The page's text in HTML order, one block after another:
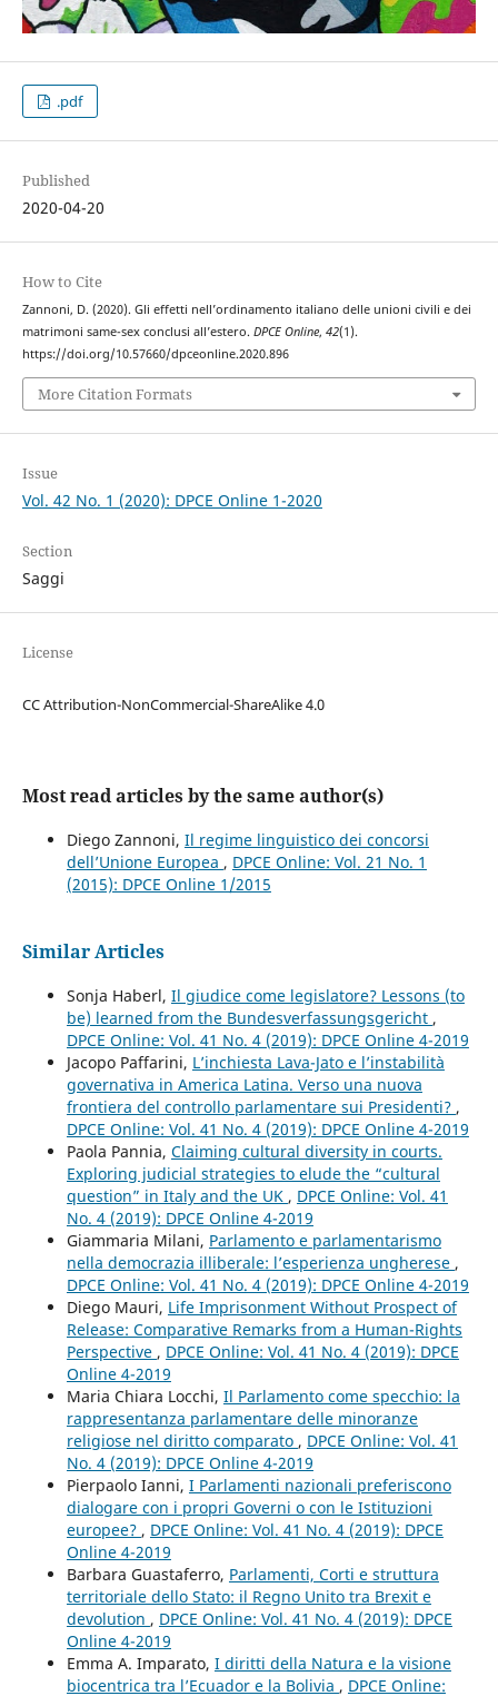
.pdf
Published
2020-04-20
How to Cite
Zannoni, D. (2020). Gli effetti nell’ordinamento italiano delle unioni civili e dei
matrimoni same-sex conclusi all’estero. DPCE Online, 42(1).
https://doi.org/10.57660/dpceonline.2020.896
More Citation Formats
Issue
Vol. 42 No. 1 (2020): DPCE Online 1-2020
Section
Saggi
License
CC Attribution-NonCommercial-ShareAlike 4.0
Most read articles by the same author(s)
Diego Zannoni, Il regime linguistico dei concorsi
dell’Unione Europea , DPCE Online: Vol. 21 No. 1
(2015): DPCE Online 1/2015
Similar Articles
Sonja Haberl, Il giudice come legislatore? Lessons (to
be) learned from the Bundesverfassungsgericht ,
DPCE Online: Vol. 41 No. 4 (2019): DPCE Online 4-2019
Jacopo Paffarini, L’inchiesta Lava-Jato e l’instabilità
governativa in America Latina. Verso una nuova
frontiera del controllo parlamentare sui Presidenti? ,
DPCE Online: Vol. 41 No. 4 (2019): DPCE Online 4-2019
Paola Pannia, Claiming cultural diversity in courts.
Exploring judicial strategies to elude the “cultural
question” in Italy and the UK , DPCE Online: Vol. 41
No. 4 (2019): DPCE Online 4-2019
Giammaria Milani, Parlamento e parlamentarismo
nella democrazia illiberale: l’esperienza ungherese ,
DPCE Online: Vol. 41 No. 4 (2019): DPCE Online 4-2019
Diego Mauri, Life Imprisonment Without Prospect of
Release: Comparative Remarks from a Human-Rights
Perspective , DPCE Online: Vol. 41 No. 4 (2019): DPCE
Online 4-2019
Maria Chiara Locchi, Il Parlamento come specchio: la
rappresentanza parlamentare delle minoranze
religiose nel diritto comparato , DPCE Online: Vol. 41
No. 4 (2019): DPCE Online 4-2019
Pierpaolo Ianni, I Parlamenti nazionali preferiscono
dialogare con i propri Governi o con le Istituzioni
europee? , DPCE Online: Vol. 41 No. 4 (2019): DPCE
Online 4-2019
Barbara Guastaferro, Parlamenti, Corti e struttura
territoriale dello Stato: il Regno Unito tra Brexit e
devolution , DPCE Online: Vol. 41 No. 4 (2019): DPCE
Online 4-2019
Emma A. Imparato, I diritti della Natura e la visione
biocentrica tra l’Ecuador e la Bolivia , DPCE Online: